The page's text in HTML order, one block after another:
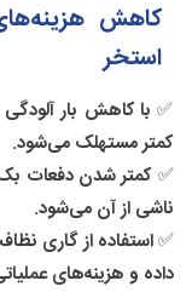
کاهش
استخر
✅ با کاهش بار
کمتر مستهلک می‌شود.
✅ کمتر شدن دفعات
ناشی از آن می‌شود.
✅استفاده از گاری
داده و هزینه‌های